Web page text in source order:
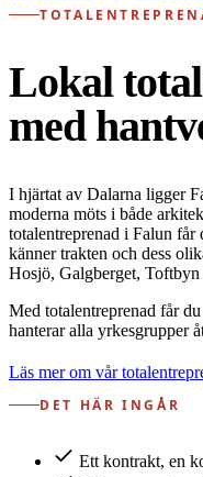
Lokal
med
I hjärtat av Dalarna ligger
moderna möts i både
totalentreprenad i Falun
känner trakten och dess
Hosjö, Galgberget,
Med totalentreprenad får
hanterar alla yrkesgrupper
Läs mer om vår
DET HÄR INGÅR
Ett kontrakt, en